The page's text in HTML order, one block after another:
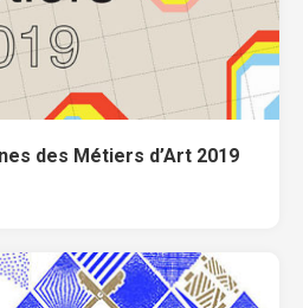
des Métiers d’Art 2019